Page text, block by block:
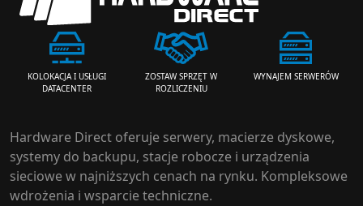
KOLOKACJA I USŁUGI
DATACENTER
ZOSTAW SPRZĘT W
ROZLICZENIU
WYNAJEM SERWERÓW
Hardware Direct oferuje serwery, macierze dyskowe,
systemy do backupu, stacje robocze i urządzenia
sieciowe w najniższych cenach na rynku. Kompleksowe
wdrożenia i wsparcie techniczne.